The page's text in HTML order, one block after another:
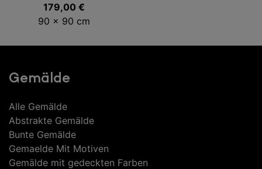
179,00 €
90 x 90 cm
Gemälde
Alle Gemälde
Abstrakte Gemälde
Bunte Gemälde
Gemaelde Mit Motiven
Gemälde mit gedeckten Farben